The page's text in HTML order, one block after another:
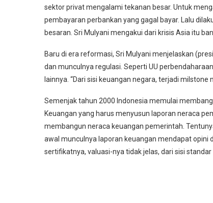
sektor privat mengalami tekanan besar. Untuk
pembayaran perbankan yang gagal bayar. Lalu
besaran. Sri Mulyani mengakui dari krisis Asia itu
Baru di era reformasi, Sri Mulyani menjelaskan
dan munculnya regulasi. Seperti UU
lainnya. “Dari sisi keuangan negara, terjadi
Semenjak tahun 2000 Indonesia memulai
Keuangan yang harus menyusun laporan neraca
membangun neraca keuangan pemerintah.
awal munculnya laporan keuangan mendapat opini
sertifikatnya, valuasi-nya tidak jelas, dari sisi